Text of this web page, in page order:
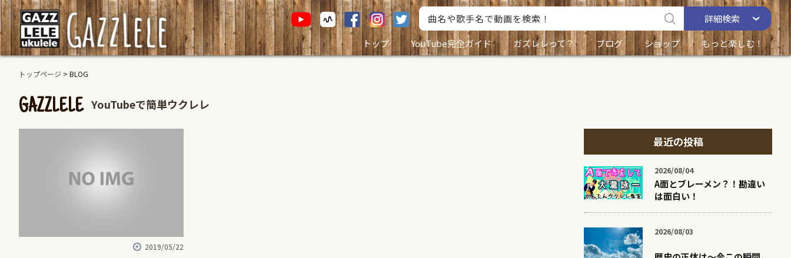
詳細検索
トップ
YouTube完全ガイド ガズレレって？ ブログ ショップ もっと楽しむ！
トップページ > BLOG
GAZZLELE YouTubeで簡単ウクレレ
2019/05/22
最近の投稿
2026/08/04
A面とブレーメン？！勘違い
は面白い！
2026/08/03